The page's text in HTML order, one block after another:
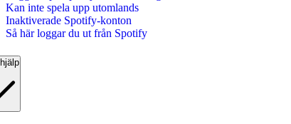
Kan inte spela upp utomlands
Inaktiverade Spotify-konton
Så här loggar du ut från Spotify